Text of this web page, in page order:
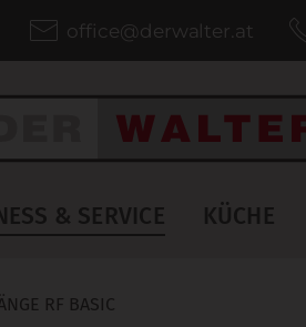
office@derwalter.at
& SERVICE KÜCHE
RF BASIC